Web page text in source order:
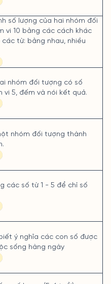
số lượng của hai nhóm đối
vi 10 bằng các cách khác
từ: bằng nhau, nhiều
nhóm đối tượng có số
vi 5, đếm và nói kết quả.
nhóm đối tượng thành
các số từ 1 - 5 để chỉ số
biết ý nghĩa các con số được
sống hàng ngày